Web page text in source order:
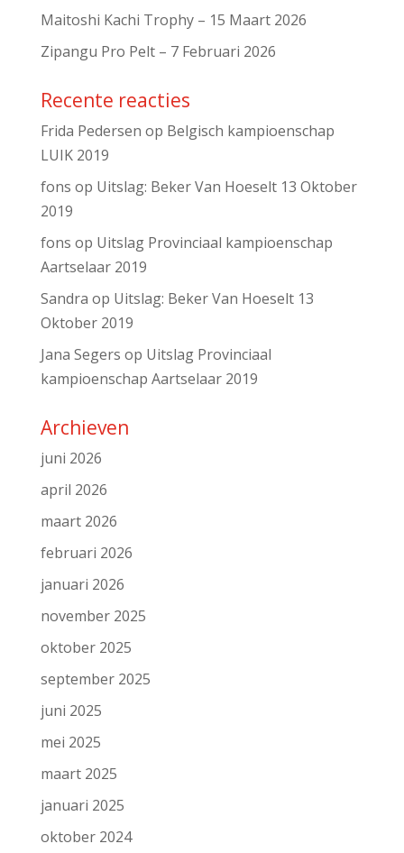
Maitoshi Kachi Trophy – 15 Maart 2026
Zipangu Pro Pelt – 7 Februari 2026
Recente reacties
Frida Pedersen op Belgisch kampioenschap
LUIK 2019
fons op Uitslag: Beker Van Hoeselt 13 Oktober
2019
fons op Uitslag Provinciaal kampioenschap
Aartselaar 2019
Sandra op Uitslag: Beker Van Hoeselt 13
Oktober 2019
Jana Segers op Uitslag Provinciaal
kampioenschap Aartselaar 2019
Archieven
juni 2026
april 2026
maart 2026
februari 2026
januari 2026
november 2025
oktober 2025
september 2025
juni 2025
mei 2025
maart 2025
januari 2025
oktober 2024